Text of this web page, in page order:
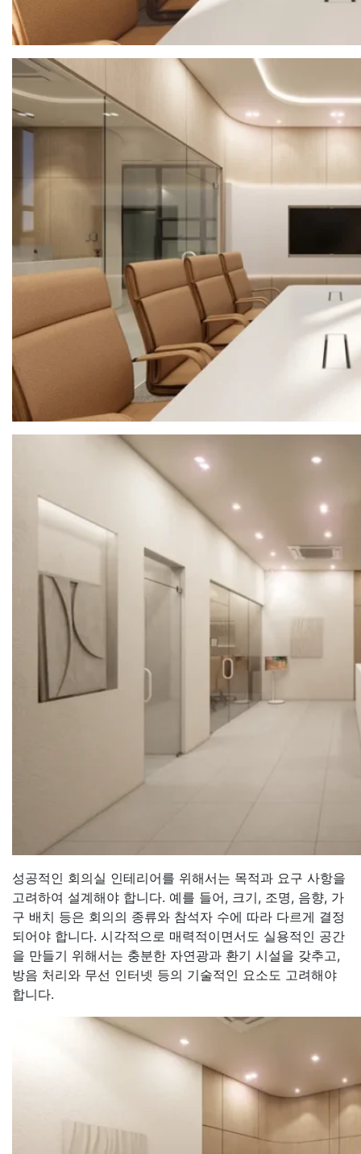
성공적인 회의실 인테리어를 위해서는 목적과 요구 사항을
고려하여 설계해야 합니다. 예를 들어, 크기, 조명, 음향, 가
구 배치 등은 회의의 종류와 참석자 수에 따라 다르게 결정
되어야 합니다. 시각적으로 매력적이면서도 실용적인 공간
을 만들기 위해서는 충분한 자연광과 환기 시설을 갖추고,
방음 처리와 무선 인터넷 등의 기술적인 요소도 고려해야
합니다.